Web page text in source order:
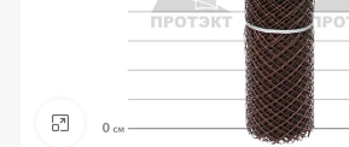
Нажмите, чтобы увеличить